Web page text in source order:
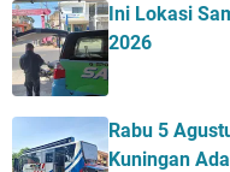
Ini Lokasi
2026
Rabu 5
Kuningan